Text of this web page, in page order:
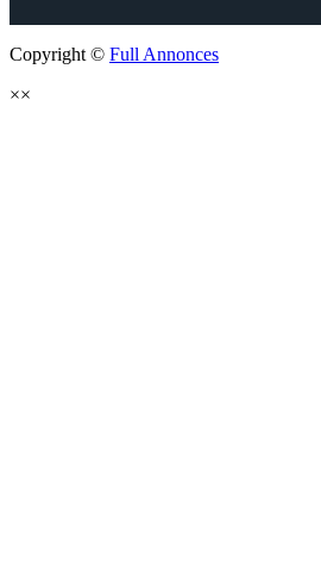
Copyright © Full Annonces
××